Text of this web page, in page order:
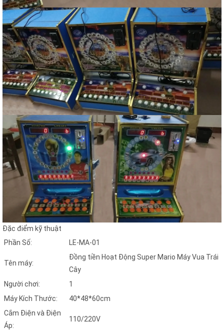
Đặc điểm kỹ thuật
Phần Số:
LE-MA-01
Tên máy:
Đồng tiền Hoạt Động Super Mario Máy Vua Trái
Cây
Người chơi:
1
Máy Kích Thước:
40*48*60cm
Cắm Điện và Điện
Áp:
110/220V